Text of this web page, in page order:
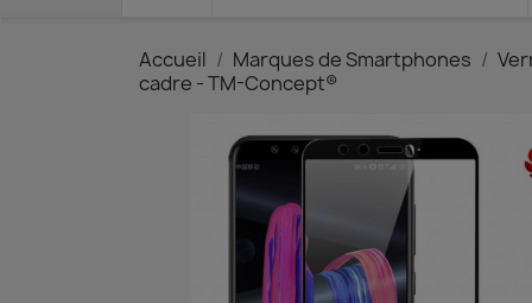
Accueil Marques de Smartphones
cadre - TM-Concept®